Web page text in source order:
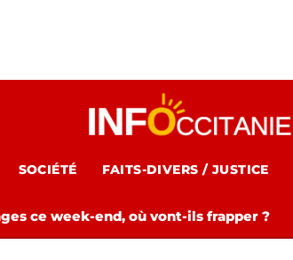
SOCIÉTÉ FAITS-DIVERS / JUSTICE
ce week-end, où vont-ils frapper ?